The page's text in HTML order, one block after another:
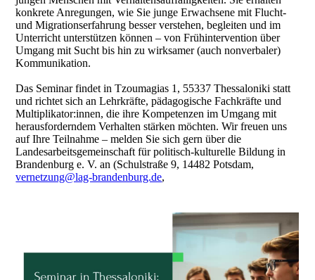
konkrete Anregungen, wie Sie junge Erwachsene mit Flucht-
und Migrationserfahrung besser verstehen, begleiten und im
Unterricht unterstützen können – von Frühintervention über
Umgang mit Sucht bis hin zu wirksamer (auch nonverbaler)
Kommunikation.​
Das Seminar findet in Tzoumagias 1, 55337 Thessaloniki statt
und richtet sich an Lehrkräfte, pädagogische Fachkräfte und
Multiplikator:innen, die ihre Kompetenzen im Umgang mit
herausforderndem Verhalten stärken möchten. Wir freuen uns
auf Ihre Teilnahme – melden Sie sich gern über die
Landesarbeitsgemeinschaft für politisch-kulturelle Bildung in
Brandenburg e. V. an (Schulstraße 9, 14482 Potsdam,
vernetzung@lag-brandenburg.de,